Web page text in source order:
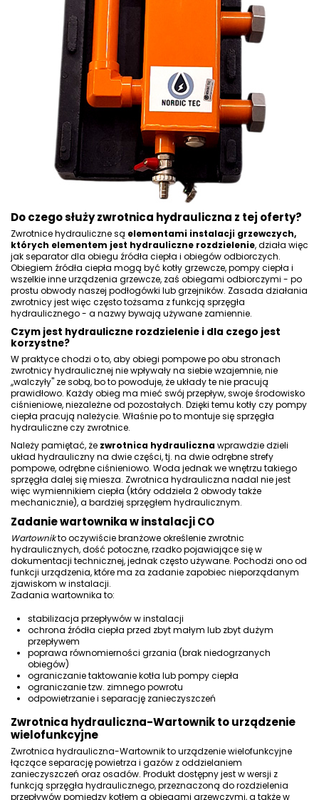
Do czego służy zwrotnica hydrauliczna z tej oferty?
Zwrotnice hydrauliczne są elementami instalacji grzewczych,
których elementem jest hydrauliczne rozdzielenie, działa więc
jak separator dla obiegu źródła ciepła i obiegów odbiorczych.
Obiegiem źródła ciepła mogą być kotły grzewcze, pompy ciepła i
wszelkie inne urządzenia grzewcze, zaś obiegami odbiorczymi - po
prostu obwody naszej podłogówki lub grzejników. Zasada działania
zwrotnicy jest więc często tożsama zfunkcją sprzęgła
hydraulicznego- a nazwy bywają używane zamiennie.
Czym jest hydrauliczne rozdzielenie i dla czego jest
korzystne?
W praktyce chodzi o to, aby obiegi pompowe po obu stronach
zwrotnicy hydraulicznej nie wpływały na siebie wzajemnie, nie
,,walczyły" ze sobą, bo to powoduje, że układy te nie pracują
prawidłowo. Każdy obieg ma mieć swój przepływ, swoje środowisko
ciśnieniowe, niezależne od pozostałych. Dzięki temu kotły czy pompy
ciepła pracują należycie. Właśnie po to montuje się sprzęgła
hydrauliczne czy zwrotnice.
Należy pamiętać, że zwrotnica hydraulicznawprawdzie dzieli
układ hydrauliczny na dwie części, tj. na dwie odrębne strefy
pompowe, odrębne ciśnieniowo. Woda jednak we wnętrzu takiego
sprzęgła dalej się miesza. Zwrotnica hydrauliczna nadal nie jest
więc wymiennikiem ciepła (który oddziela 2 obwody także
mechanicznie), a bardziej sprzęgłem hydraulicznym.
Zadanie wartownika w instalacji CO
Wartownikto oczywiście branżowe określenie zwrotnic
hydraulicznych, dość potoczne, rzadko pojawiające się w
dokumentacji technicznej, jednak często używane. Pochodzi ono od
funkcji urządzenia, które ma za zadanie zapobiec nieporządanym
zjawiskom w instalacji.
Zadania wartownika to:
stabilizacja przepływów w instalacji
ochrona źródła ciepła przed zbyt małym lub zbyt dużym
przepływem
poprawa równomierności grzania (brak niedogrzanych
obiegów)
ograniczanie taktowanie kotła lub pompy ciepła
ograniczanie tzw. zimnego powrotu
odpowietrzanie i separację zanieczyszczeń
Zwrotnica hydrauliczna-Wartownik to urządzenie
wielofunkcyjne
Zwrotnica hydrauliczna-Wartownik to urządzenie wielofunkcyjne
łączące separację powietrza i gazów z oddzielaniem
zanieczyszczeń oraz osadów. Produkt dostępny jest w wersji z
funkcją sprzęgła hydraulicznego, przeznaczoną do rozdzielenia
przepływów pomiędzy kotłem a obiegami grzewczymi, a także w